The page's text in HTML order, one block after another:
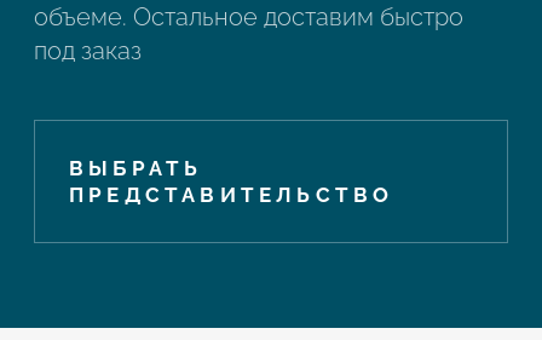
объеме. Остальное доставим быстро
под заказ
ВЫБРАТЬ
ПРЕДСТАВИТЕЛЬСТВО